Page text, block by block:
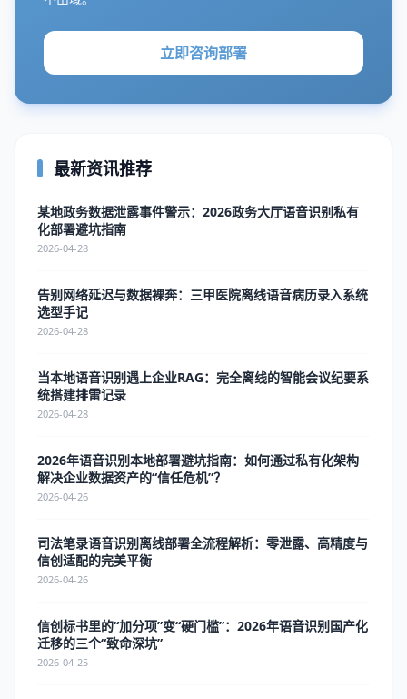
立即咨询部署
最新资讯推荐
某地政务数据泄露事件警示：2026政务大厅语音识别私有
化部署避坑指南
2026-04-28
告别网络延迟与数据裸奔：三甲医院离线语音病历录入系统
选型手记
2026-04-28
当本地语音识别遇上企业RAG：完全离线的智能会议纪要系
统搭建排雷记录
2026-04-28
2026年语音识别本地部署避坑指南：如何通过私有化架构
解决企业数据资产的“信任危机”？
2026-04-26
司法笔录语音识别离线部署全流程解析：零泄露、高精度与
信创适配的完美平衡
2026-04-26
信创标书里的“加分项”变“硬门槛”：2026年语音识别国产化
迁移的三个“致命深坑”
2026-04-25